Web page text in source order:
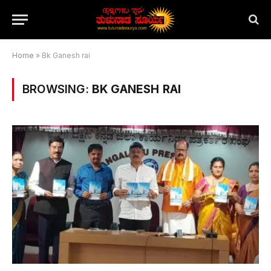
Home » Bk Ganesh rai
BROWSING: BK GANESH RAI